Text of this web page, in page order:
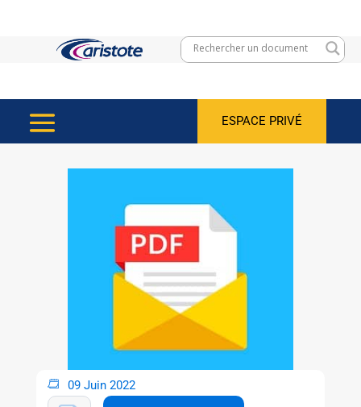
ESPACE PRIVÉ
09 Juin 2022